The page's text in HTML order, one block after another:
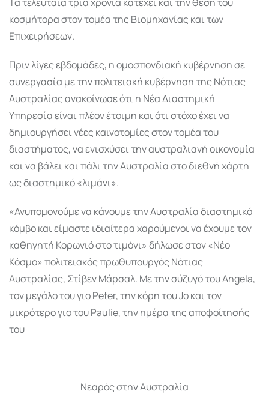
κοσμήτορα στον τομέα της Βιομηχανίας και των
Επιχειρήσεων.
Πριν λίγες εβδομάδες, η ομοσπονδιακή κυβέρνηση σε
συνεργασία με την πολιτειακή κυβέρνηση της Νότιας
Αυστραλίας ανακοίνωσε ότι η Νέα Διαστημική
Υπηρεσία είναι πλέον έτοιμη και ότι στόχο έχει να
δημιουργήσει νέες καινοτομίες στον τομέα του
διαστήματος, να ενισχύσει την αυστραλιανή οικονομία
και να βάλει και πάλι την Αυστραλία στο διεθνή χάρτη
ως διαστημικό «λιμάνι».
«Ανυπομονούμε να κάνουμε την Αυστραλία διαστημικό
κόμβο και είμαστε ιδιαίτερα χαρούμενοι να έχουμε τον
καθηγητή Κορωνιό στο τιμόνι» δήλωσε στον «Νέο
Κόσμο» πολιτειακός πρωθυπουργός Νότιας
Αυστραλίας, Στίβεν Μάρσαλ. Με την σύζυγό του Angela,
τον μεγάλο του γιο Peter, την κόρη του Jo και τον
μικρότερο γιο του Paulie, την ημέρα της αποφοίτησής
του
Νεαρός στην Αυστραλία